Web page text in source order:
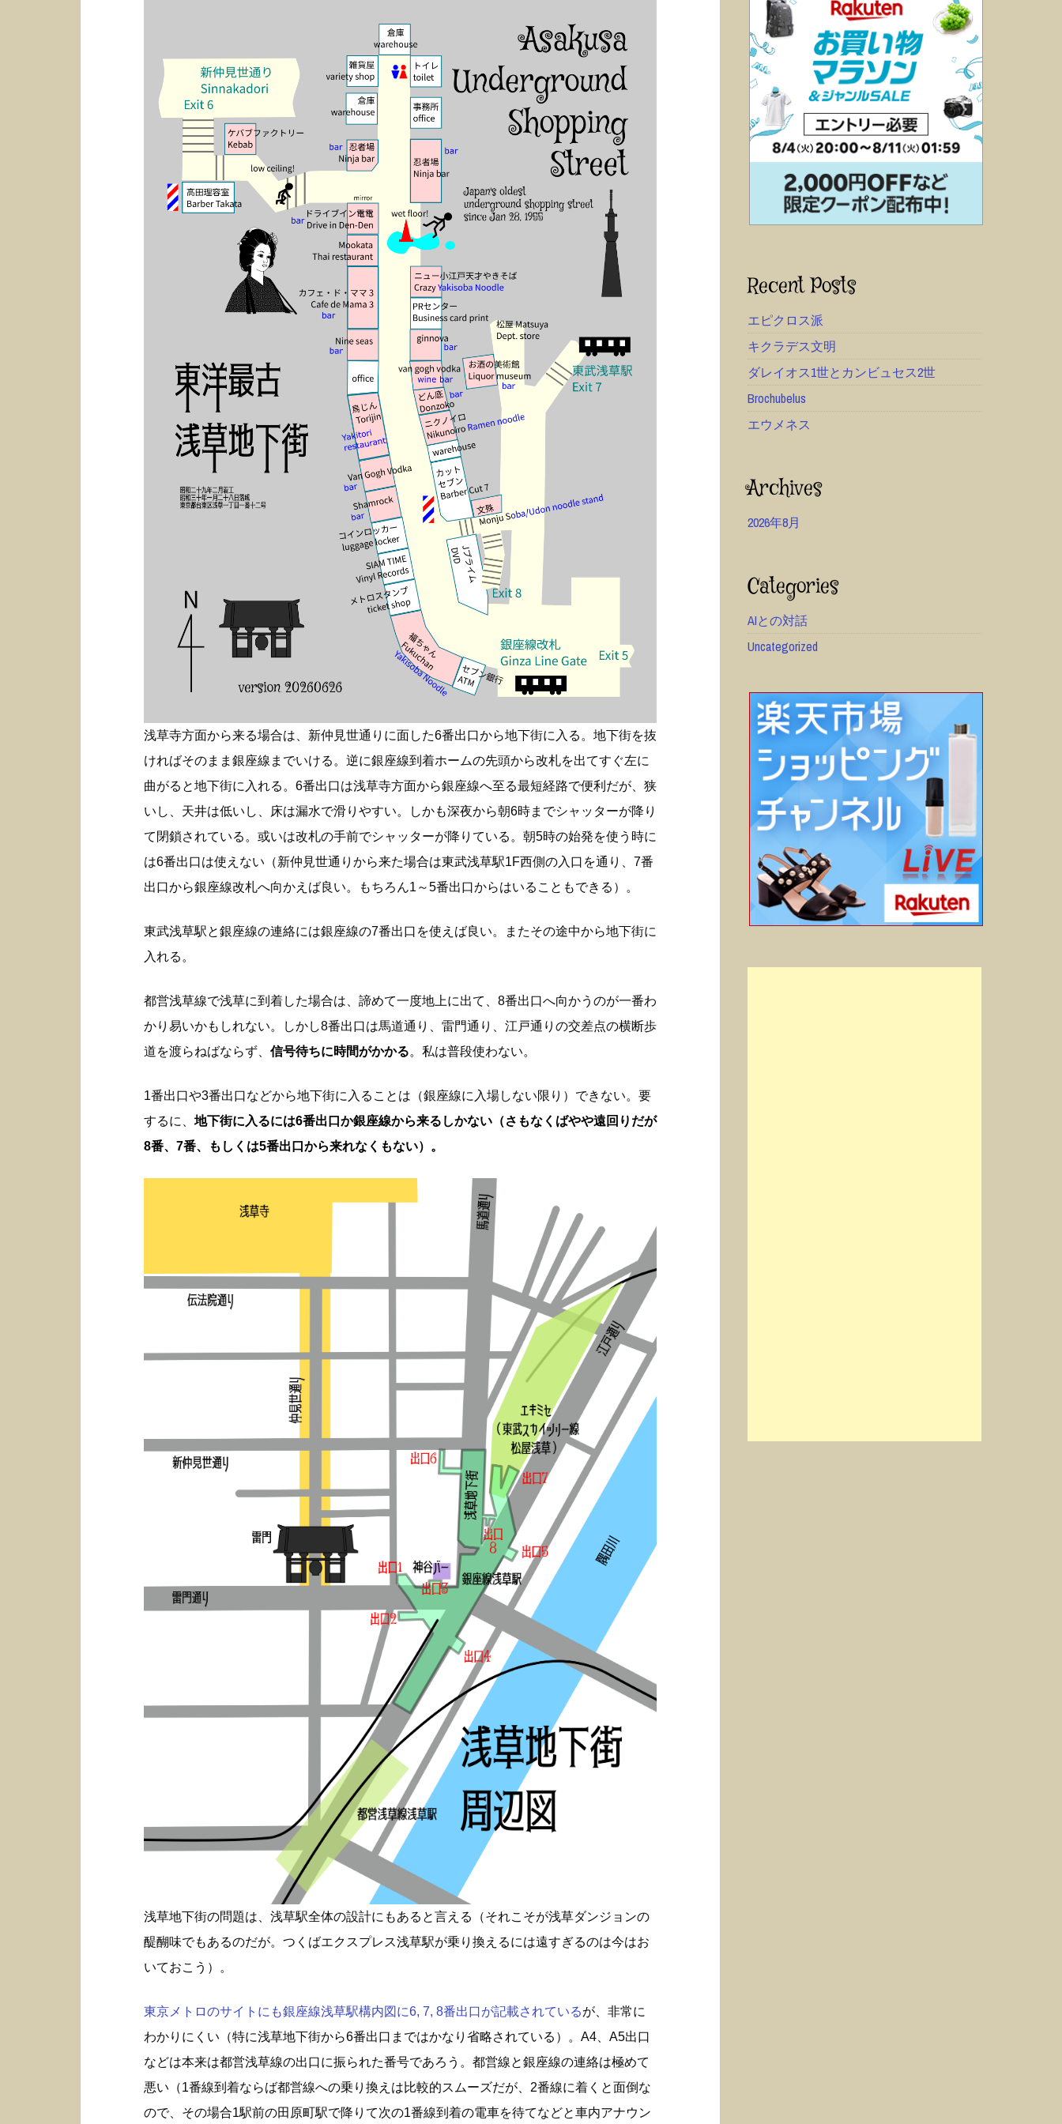
浅草寺方面から来る場合は、新仲見世通りに面した6番出口から地下街に入る。地下街を抜
ければそのまま銀座線までいける。逆に銀座線到着ホームの先頭から改札を出てすぐ左に
曲がると地下街に入れる。6番出口は浅草寺方面から銀座線へ至る最短経路で便利だが、狭
いし、天井は低いし、床は漏水で滑りやすい。しかも深夜から朝6時までシャッターが降り
て閉鎖されている。或いは改札の手前でシャッターが降りている。朝5時の始発を使う時に
は6番出口は使えない（新仲見世通りから来た場合は東武浅草駅1F西側の入口を通り、7番
出口から銀座線改札へ向かえば良い。もちろん1～5番出口からはいることもできる）。
東武浅草駅と銀座線の連絡には銀座線の7番出口を使えば良い。またその途中から地下街に
入れる。
都営浅草線で浅草に到着した場合は、諦めて一度地上に出て、8番出口へ向かうのが一番わ
かり易いかもしれない。しかし8番出口は馬道通り、雷門通り、江戸通りの交差点の横断歩
道を渡らねばならず、 信号待ちに時間がかかる。私は普段使わない。
1番出口や3番出口などから地下街に入ることは（銀座線に入場しない限り）できない。要
するに、 地下街に入るには6番出口か銀座線から来るしかない（さもなくばやや遠回りだが
8番、7番、もしくは5番出口から来れなくもない）。
浅草地下街の問題は、浅草駅全体の設計にもあると言える（それこそが浅草ダンジョンの
醍醐味でもあるのだが。つくばエクスプレス浅草駅が乗り換えるには遠すぎるのは今はお
いておこう）。
東京メトロのサイトにも銀座線浅草駅構内図に6, 7, 8番出口が記載されているが、非常に
わかりにくい（特に浅草地下街から6番出口まではかなり省略されている）。A4、A5出口
などは本来は都営浅草線の出口に振られた番号であろう。都営線と銀座線の連絡は極めて
悪い（1番線到着ならば都営線への乗り換えは比較的スムーズだが、2番線に着くと面倒な
ので、その場合1駅前の田原町駅で降りて次の1番線到着の電車を待てなどと車内アナウン
Recent Posts
エピクロス派
キクラデス文明
ダレイオス1世とカンビュセス2世
Brochubelus
エウメネス
Archives
2026年8月
Categories
AIとの対話
Uncategorized